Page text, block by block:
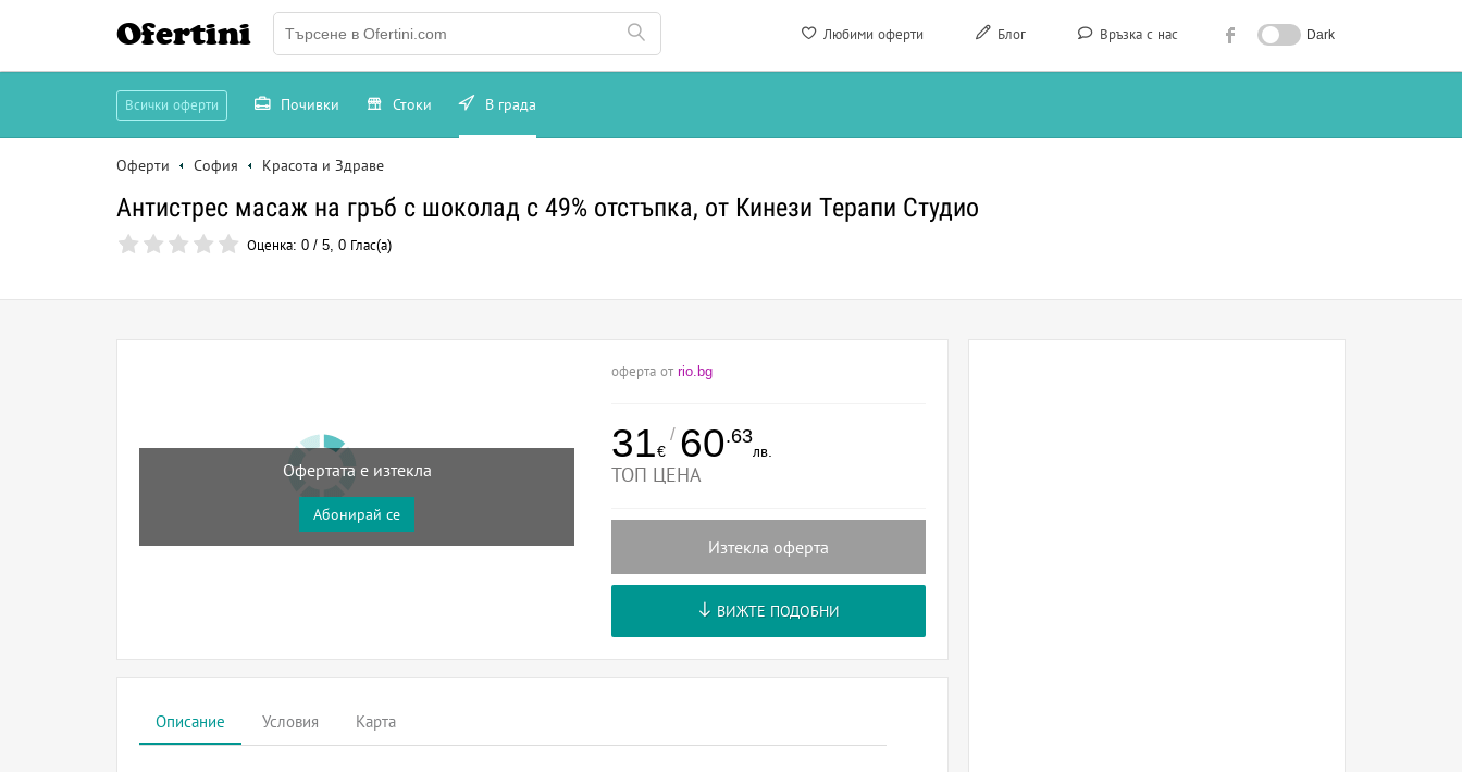
Любими оферти Блог Връзка с нас Dark
Ofertini
Всички оферти Почивки Стоки В града
Оферти София Красота и Здраве
Антистрес масаж на гръб с шоколад с 49% отстъпка, от Кинези Терапи Студио
Оценка: 0 / 5, 0 Глас(а)
Офертата е изтекла
Абонирай се
оферта от rio.bg
31€
/ 60.63
лв.
ТОП ЦЕНА
Изтекла оферта
ВИЖТЕ ПОДОБНИ
Описание Условия Карта